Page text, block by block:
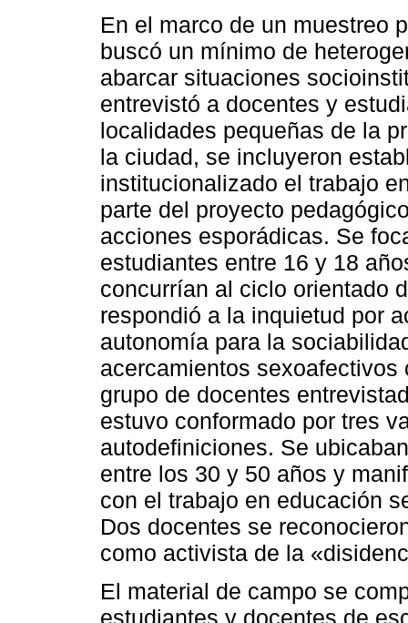
En el marco de un muestreo
buscó un mínimo de
abarcar situaciones
entrevistó a docentes y
localidades pequeñas de la
la ciudad, se incluyeron
institucionalizado el trabajo
parte del proyecto
acciones esporádicas. Se
estudiantes entre 16 y 18
concurrían al ciclo orientado
respondió a la inquietud por
autonomía para la
acercamientos
grupo de docentes
estuvo conformado por tres
autodefiniciones. Se
entre los 30 y 50 años y
con el trabajo en educación
Dos docentes se
como activista de la
El material de campo se
estudiantes y docentes de